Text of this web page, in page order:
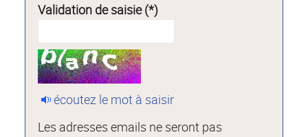
Validation de saisie (*)
écoutez le mot à saisir
Les adresses emails ne seront pas